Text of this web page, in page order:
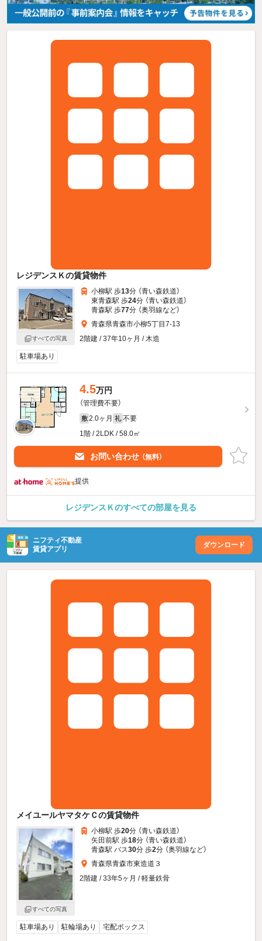
レジデンスＫの賃貸物件
すべての写真
小柳駅 歩13分 （青い森鉄道）
東青森駅 歩24分 （青い森鉄道）
青森駅 歩77分 （奥羽線など）
青森県青森市小柳5丁目7-13
2階建 / 37年10ヶ月 / 木造
駐車場あり
4.5万円
（管理費不要）
敷 2.0ヶ月 礼 不要
1階 / 2LDK / 58.0㎡
お問い合わせ （無料）
提供
レジデンスＫのすべての部屋を見る
ニフティ不動産
賃貸アプリ
ダウンロード
メイユールヤマタケＣの賃貸物件
すべての写真
小柳駅 歩20分 （青い森鉄道）
矢田前駅 歩18分 （青い森鉄道）
青森駅 バス30分 歩2分 （奥羽線など）
青森県青森市東造道３
2階建 / 33年5ヶ月 / 軽量鉄骨
駐車場あり 駐輪場あり 宅配ボックス